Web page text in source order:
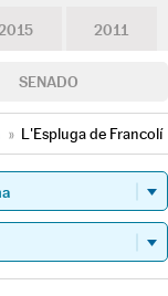
2011
SENADO
» L'Espluga de Francolí